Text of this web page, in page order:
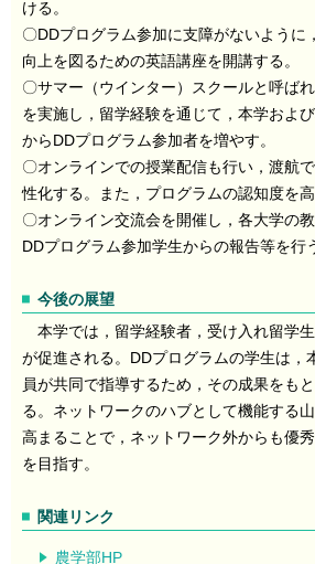
ける。
〇DDプログラム参加に支障がないように
向上を図るための英語講座を開講する。
〇サマー（ウインター）スクールと呼ば
を実施し，留学経験を通じて，本学およ
からDDプログラム参加者を増やす。
〇オンラインでの授業配信も行い，渡航
性化する。また，プログラムの認知度を高
〇オンライン交流会を開催し，各大学の
DDプログラム参加学生からの報告等を行
今後の展望
本学では，留学経験者，受け入れ留学
が促進される。DDプログラムの学生は，
員が共同で指導するため，その成果をも
る。ネットワークのハブとして機能する
高まることで，ネットワーク外からも優
を目指す。
関連リンク
農学部HP